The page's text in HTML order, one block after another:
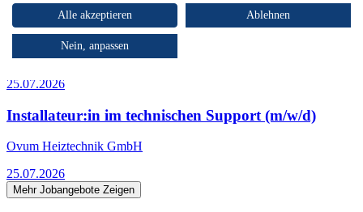
25.07.2026
25.07.2026
Installateur:in im technischen Support (m/w/d)
Ovum Heiztechnik GmbH
25.07.2026
Mehr Jobangebote Zeigen
Alle akzeptieren Ablehnen
Nein, anpassen